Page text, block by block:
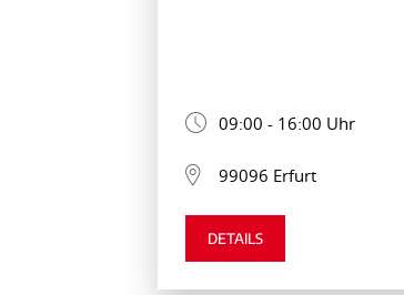
09:00 - 16:00 Uhr
99096 Erfurt
DETAILS